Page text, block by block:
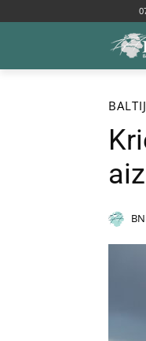
Sākums